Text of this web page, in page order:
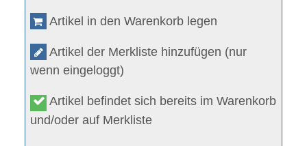
Artikel in den Warenkorb legen
Artikel der Merkliste hinzufügen (nur
wenn eingeloggt)
Artikel befindet sich bereits im Warenkorb
und/oder auf Merkliste